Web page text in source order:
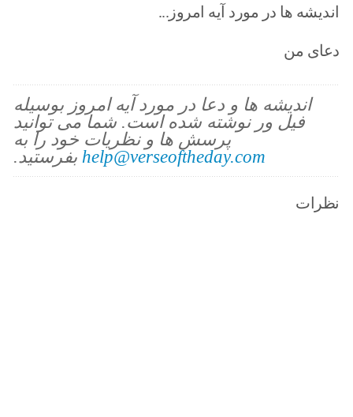
اندیشه ها در مورد آیه امروز...
دعای من
اندیشه ها و دعا در مورد آیه امروز بوسیله
فیل ور نوشته شده است. شما می توانید
پرسش ها و نظریات خود را به
help@verseoftheday.com بفرستید.
نظرات